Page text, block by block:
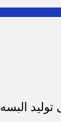
البسه